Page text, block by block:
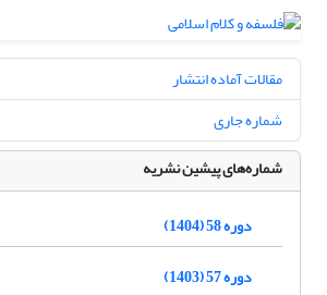
مقالات آماده انتشار
شماره جاری
شماره‌های پیشین نشریه
دوره 58 (1404)
دوره 57 (1403)